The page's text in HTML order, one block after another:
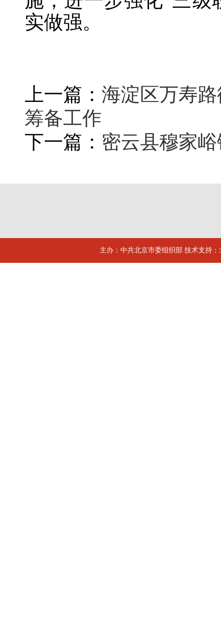
实做强。
上一篇： 海淀区万寿
筹备工作
下一篇： 密云县穆家
主办：中共北京市委组织部 技术支持